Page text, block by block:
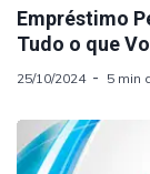
Empréstimo
Tudo o que
25/10/2024 5 min